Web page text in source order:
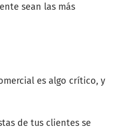
sean las más
es algo crítico, y
de tus clientes se